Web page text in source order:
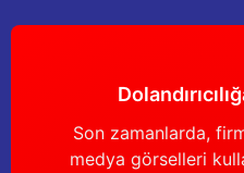
Son zamanlarda,
medya görselleri